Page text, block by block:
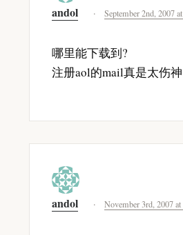
andol September 2nd, 2007
哪里能下载到?
注册aol的mail真是太伤
andol November 3rd, 2007 at